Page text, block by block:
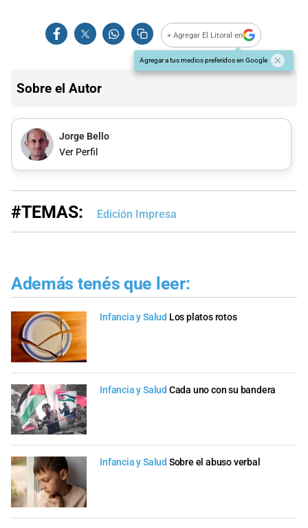
+ Agregar El Litoral en
Agregar a tus medios preferidos en Google
Sobre el Autor
Jorge Bello
Ver Perfil
#TEMAS: Edición Impresa
Además tenés que leer:
Infancia y Salud Los platos rotos
Infancia y Salud Cada uno con su bandera
Infancia y Salud Sobre el abuso verbal